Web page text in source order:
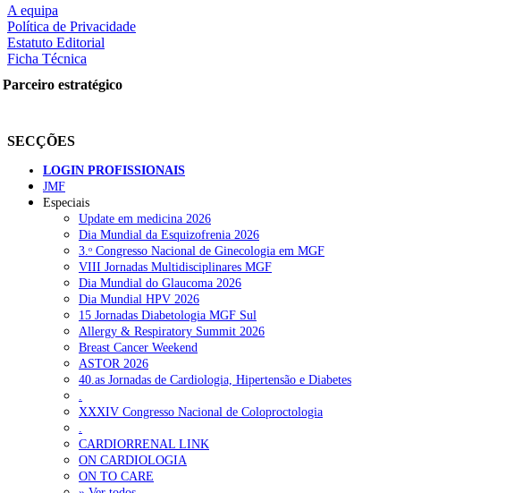
nas redes sociais:
RECENTES
Sindicato diz que nova carreira de médicos dentistas reforça estabilidade no SNS
Mais de 400 utentes beneficiaram de comparticipação reforçada para tratamentos de
Sindicato acusa ULS São João de negar direitos de parentalidade aos médicos
Sindicato critica exclusão dos técnicos na criação de novo curso de emergência pré-
Plataforma criada por estudantes apoia famílias após diagnóstico de demência
MAIS LIDAS
A equipa
Política de Privacidade
Estatuto Editorial
Ficha Técnica
Parceiro estratégico
SECÇÕES
LOGIN PROFISSIONAIS
JMF
Especiais
Update em medicina 2026
Dia Mundial da Esquizofrenia 2026
3.ᵒ Congresso Nacional de Ginecologia em MGF
VIII Jornadas Multidisciplinares MGF
Dia Mundial do Glaucoma 2026
Dia Mundial HPV 2026
15 Jornadas Diabetologia MGF Sul
Allergy & Respiratory Summit 2026
Breast Cancer Weekend
ASTOR 2026
40.as Jornadas de Cardiologia, Hipertensão e Diabetes
.
XXXIV Congresso Nacional de Coloproctologia
.
CARDIORRENAL LINK
ON CARDIOLOGIA
ON TO CARE